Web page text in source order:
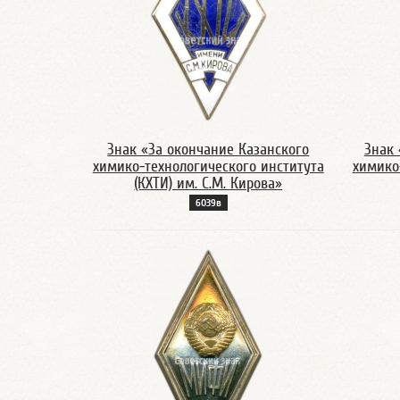
Знак «За окончание Казанского
химико-технологического института
(КХТИ) им. С.М. Кирова»
6039в
Знак